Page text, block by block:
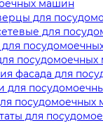
машин
для
для
фасада для
для
посудомоечных
для